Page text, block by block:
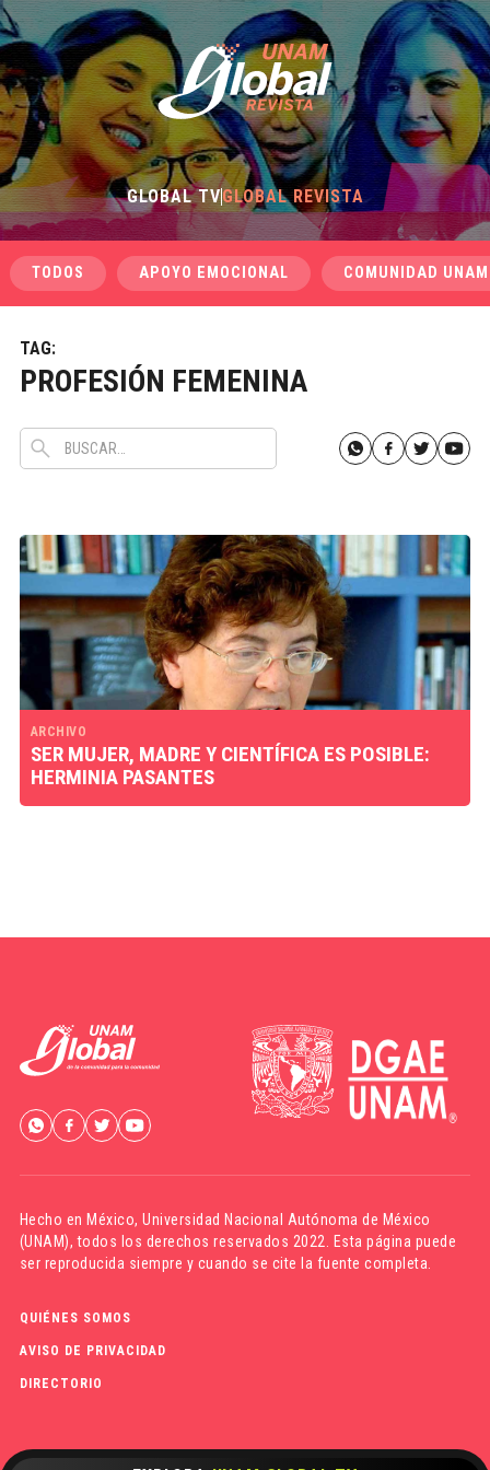
GLOBAL TVGLOBAL REVISTA
TODOS APOYO EMOCIONAL COMUNIDAD UNAM
TAG:
PROFESIÓN FEMENINA
ARCHIVO
SER MUJER, MADRE Y CIENTÍFICA ES POSIBLE:
HERMINIA PASANTES
Hecho en México,Universidad Nacional Autónoma de México
(UNAM), todos los derechos reservados 2022. Esta página puede
ser reproducida siempre y cuando se cite la fuente completa.
QUIÉNES SOMOS
AVISO DE PRIVACIDAD
DIRECTORIO